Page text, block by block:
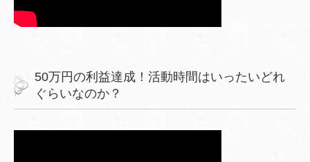
50万円の利益達成！活動時間はいったいどれ
ぐらいなのか？